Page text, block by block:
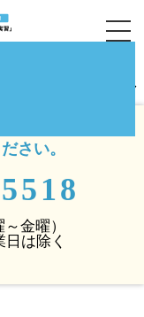
ーヴなみはや
っていただきまし
さい。
金曜）
は除く